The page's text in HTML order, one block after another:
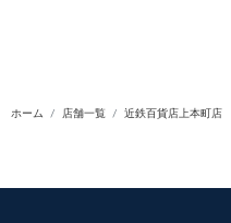
ホーム 店舗一覧 近鉄百貨店上本町店